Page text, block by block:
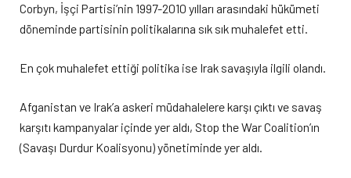
Corbyn, İşçi Partisi’nin 1997-2010 yılları arasındaki hükümeti
döneminde partisinin politikalarına sık sık muhalefet etti.
En çok muhalefet ettiği politika ise Irak savaşıyla ilgili olandı.
Afganistan ve Irak’a askeri müdahalelere karşı çıktı ve savaş
karşıtı kampanyalar içinde yer aldı, Stop the War Coalition’ın
(Savaşı Durdur Koalisyonu) yönetiminde yer aldı.